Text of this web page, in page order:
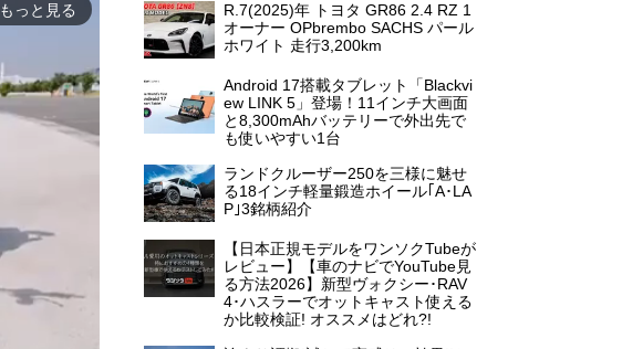
もっと見る
R.7(2025)年 トヨタ GR86 2.4 RZ 1
オーナー OPbrembo SACHS パール
ホワイト 走行3,200km
Android 17搭載タブレット「Blackvi
ew LINK 5」登場！11インチ大画面
と8,300mAhバッテリーで外出先で
も使いやすい1台
ランドクルーザー250を三様に魅せ
る18インチ軽量鍛造ホイール｢A･LA
P｣3銘柄紹介
【日本正規モデルをワンソクTubeが
レビュー】【車のナビでYouTube見
る方法2026】新型ヴォクシー･RAV
4･ハスラーでオットキャスト使える
か比較検証! オススメはどれ?!